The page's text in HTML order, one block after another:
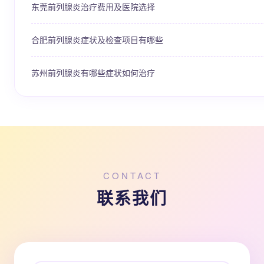
东莞前列腺炎治疗费用及医院选择
合肥前列腺炎症状及检查项目有哪些
苏州前列腺炎有哪些症状如何治疗
CONTACT
联系我们